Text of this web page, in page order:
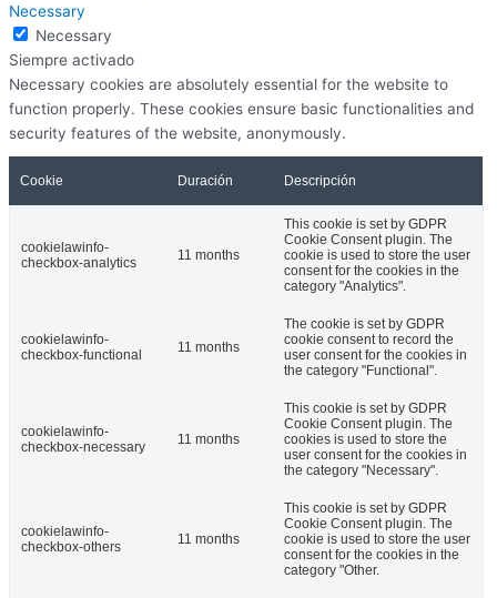
Necessary
Necessary
Siempre activado
Necessary cookies are absolutely essential for the website to
function properly. These cookies ensure basic functionalities and
security features of the website, anonymously.
Cookie Duración Descripción
cookielawinfo-
checkbox-analytics
11 months
This cookie is set by GDPR
Cookie Consent plugin. The
cookie is used to store the user
consent for the cookies in the
category "Analytics".
cookielawinfo-
checkbox-functional
11 months
The cookie is set by GDPR
cookie consent to record the
user consent for the cookies in
the category "Functional".
cookielawinfo-
checkbox-necessary
11 months
This cookie is set by GDPR
Cookie Consent plugin. The
cookies is used to store the
user consent for the cookies in
the category "Necessary".
cookielawinfo-
checkbox-others
11 months
This cookie is set by GDPR
Cookie Consent plugin. The
cookie is used to store the user
consent for the cookies in the
category "Other.